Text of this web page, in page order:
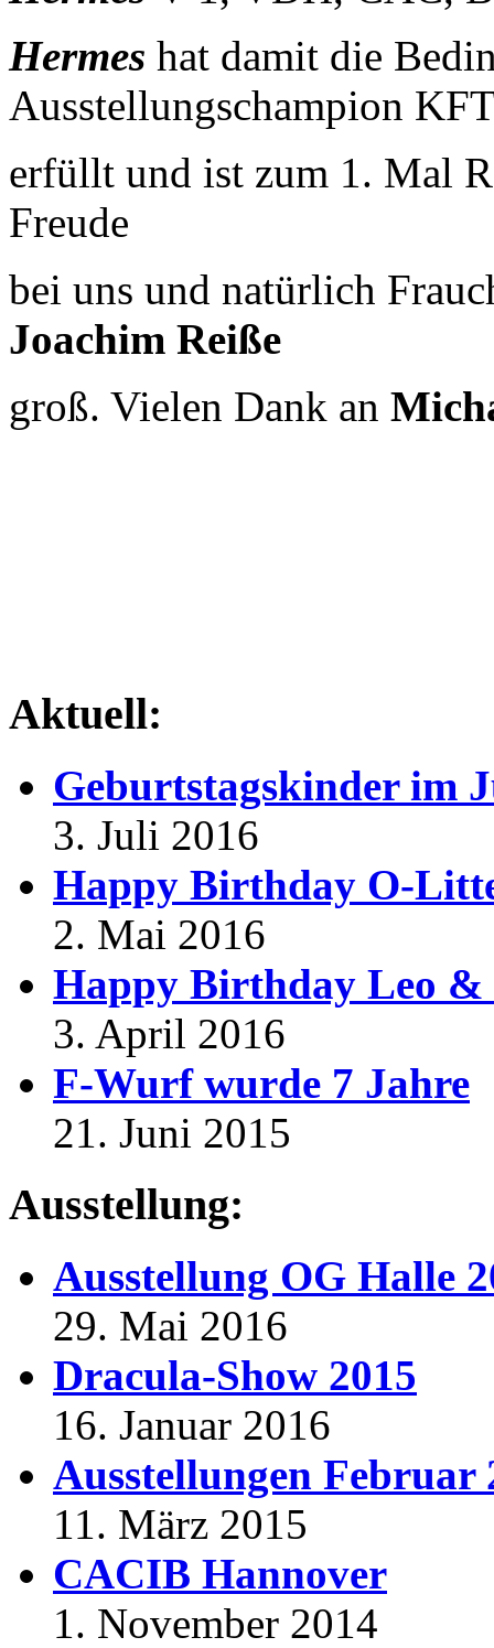
Hermes hat damit die
Ausstellungschampion
erfüllt und ist zum 1. Mal
Freude
bei uns und natürlich
Joachim Reiße
groß. Vielen Dank an
Aktuell:
Geburtstagskinder im
3. Juli 2016
Happy Birthday O-
2. Mai 2016
Happy Birthday Leo &
3. April 2016
F-Wurf wurde 7 Jahre
21. Juni 2015
Ausstellung:
Ausstellung OG Halle
29. Mai 2016
Dracula-Show 2015
16. Januar 2016
Ausstellungen Februar
11. März 2015
CACIB Hannover
1. November 2014